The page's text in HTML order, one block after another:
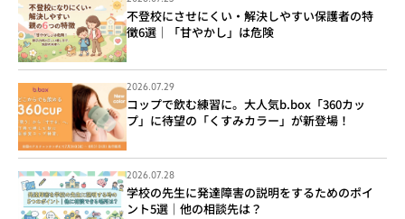
不登校にさせにくい・解決しやすい保護者の特
徴6選｜「甘やかし」は危険
2026.07.29
コップで飲む練習に。大人気b.box「360カッ
プ」に待望の「くすみカラー」が新登場！
2026.07.28
学校の先生に発達障害の説明をするためのポイ
ント5選｜他の相談先は？